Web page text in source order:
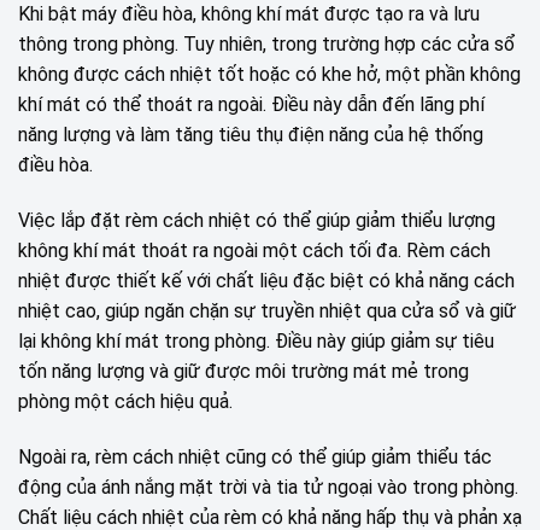
Khi bật máy điều hòa, không khí mát được tạo ra và lưu
thông trong phòng. Tuy nhiên, trong trường hợp các cửa sổ
không được cách nhiệt tốt hoặc có khe hở, một phần không
khí mát có thể thoát ra ngoài. Điều này dẫn đến lãng phí
năng lượng và làm tăng tiêu thụ điện năng của hệ thống
điều hòa.
Việc lắp đặt rèm cách nhiệt có thể giúp giảm thiểu lượng
không khí mát thoát ra ngoài một cách tối đa. Rèm cách
nhiệt được thiết kế với chất liệu đặc biệt có khả năng cách
nhiệt cao, giúp ngăn chặn sự truyền nhiệt qua cửa sổ và giữ
lại không khí mát trong phòng. Điều này giúp giảm sự tiêu
tốn năng lượng và giữ được môi trường mát mẻ trong
phòng một cách hiệu quả.
Ngoài ra, rèm cách nhiệt cũng có thể giúp giảm thiểu tác
động của ánh nắng mặt trời và tia tử ngoại vào trong phòng.
Chất liệu cách nhiệt của rèm có khả năng hấp thụ và phản xạ